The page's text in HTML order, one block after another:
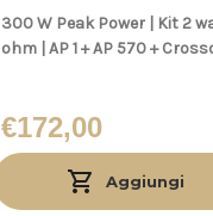
300 W Peak Power | Kit 2 way 4
ohm | AP 1 + AP 570 +
€172,00
Aggiungi